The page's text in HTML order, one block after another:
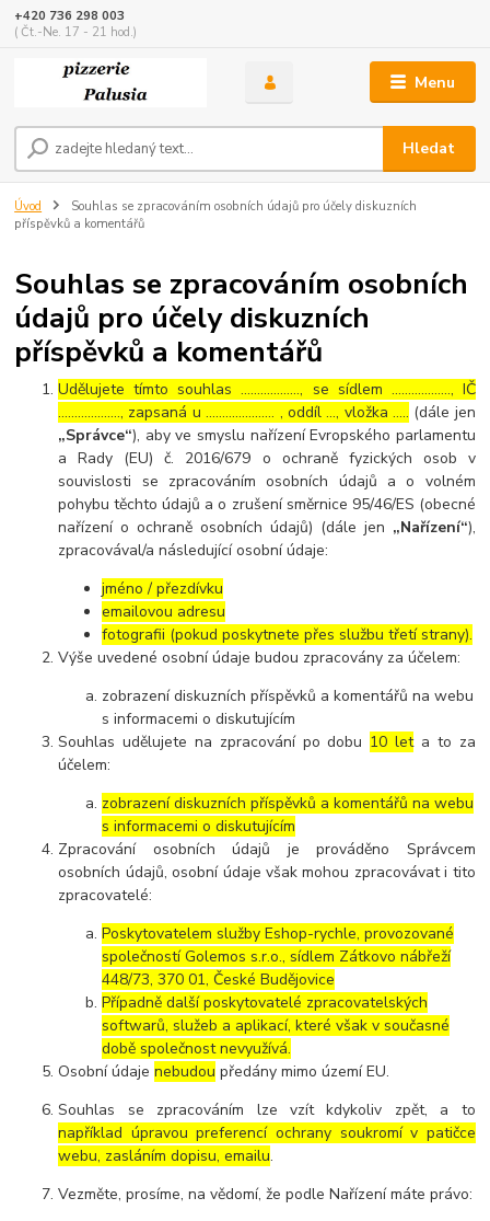
Menu
Hledat
+420 736 298 003
( Čt.-Ne. 17 - 21 hod.)
Úvod
Souhlas se zpracováním osobních údajů pro účely diskuzních
příspěvků a komentářů
Souhlas se zpracováním osobních
údajů pro účely diskuzních
příspěvků a komentářů
Udělujete tímto souhlas ……………..., se sídlem ………………, IČ
………………., zapsaná u ………………… , oddíl …, vložka ….. (dále jen
„Správce“), aby ve smyslu nařízení Evropského parlamentu
a Rady (EU) č. 2016/679 o ochraně fyzických osob v
souvislosti se zpracováním osobních údajů a o volném
pohybu těchto údajů a o zrušení směrnice 95/46/ES (obecné
nařízení o ochraně osobních údajů) (dále jen „Nařízení“),
zpracovával/a následující osobní údaje:
jméno / přezdívku
emailovou adresu
fotografii (pokud poskytnete přes službu třetí strany).
Výše uvedené osobní údaje budou zpracovány za účelem:
zobrazení diskuzních příspěvků a komentářů na webu
s informacemi o diskutujícím
Souhlas udělujete na zpracování po dobu 10 leta to za
účelem:
zobrazení diskuzních příspěvků a komentářů na webu
s informacemi o diskutujícím
Zpracování osobních údajů je prováděno Správcem
osobních údajů, osobní údaje však mohou zpracovávat i tito
zpracovatelé:
Poskytovatelem služby Eshop-rychle, provozované
společností Golemos s.r.o., sídlem Zátkovo nábřeží
448/73, 370 01, České Budějovice
Případně další poskytovatelé zpracovatelských
softwarů, služeb a aplikací, které však v současné
době společnost nevyužívá.
Osobní údajenebudou předány mimo území EU.
Souhlas se zpracováním lze vzít kdykoliv zpět, a to
například úpravou preferencí ochrany soukromí v patičce
webu, zasláním dopisu, emailu.
Vezměte, prosíme, na vědomí, že podle Nařízení máte právo: